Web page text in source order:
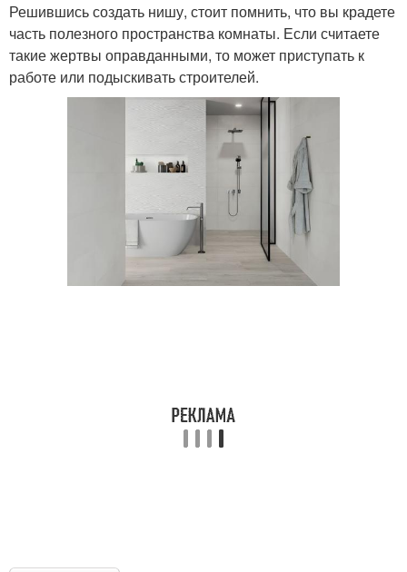
Зеркала на стене Декоративные ниши
Рисунки на стенах
Стены под нанесение Рисунки на стене
Решившись создать нишу, стоит помнить, что вы крадете
часть полезного пространства комнаты. Если считаете
такие жертвы оправданными, то может приступать к
работе или подыскивать строителей.